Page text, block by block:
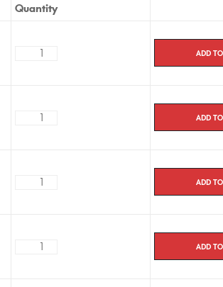
Quantity
Add
Add
Add
Add